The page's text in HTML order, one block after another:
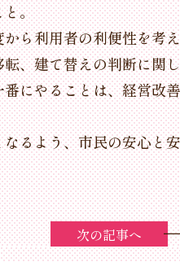
と。
ら利用者の利便性を考
、建て替えの判断に関
にやることは、経営改
るよう、市民の安心と
次の記事へ